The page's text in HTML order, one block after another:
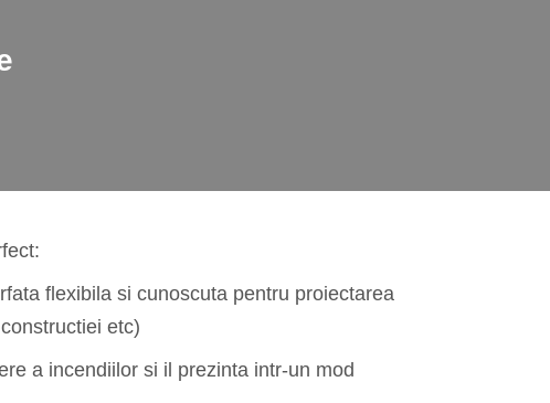
flexibila si cunoscuta pentru proiectarea
etc)
a incendiilor si il prezinta intr-un mod